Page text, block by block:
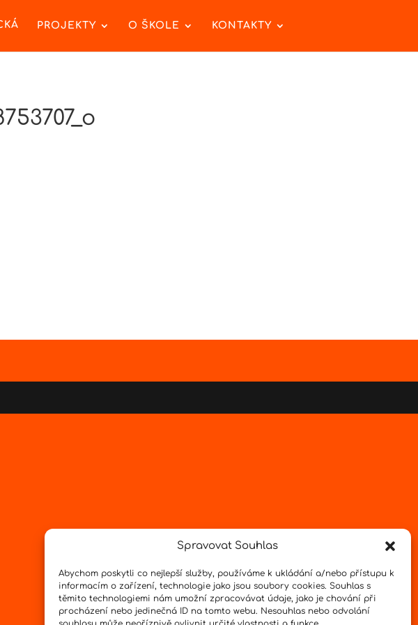
Spravovat Souhlas
Abychom poskytli co nejlepší služby, používáme k ukládání a/nebo přístupu k
informacím o zařízení, technologie jako jsou soubory cookies. Souhlas s
těmito technologiemi nám umožní zpracovávat údaje, jako je chování při
procházení nebo jedinečná ID na tomto webu. Nesouhlas nebo odvolání
PROJEKTY O ŠKOLE KONTAKTY